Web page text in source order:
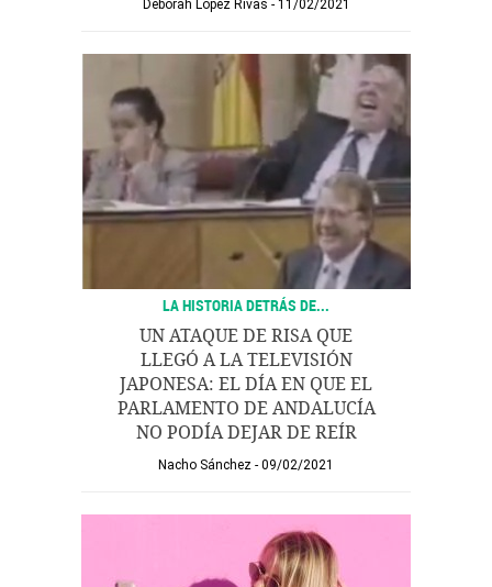
Deborah López Rivas 11/02/2021
LA HISTORIA DETRÁS DE...
UN ATAQUE DE RISA QUE
LLEGÓ A LA TELEVISIÓN
JAPONESA: EL DÍA EN QUE EL
PARLAMENTO DE ANDALUCÍA
NO PODÍA DEJAR DE REÍR
Nacho Sánchez 09/02/2021